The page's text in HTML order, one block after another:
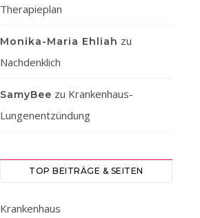
Therapieplan
Monika-Maria Ehliah zu
Nachdenklich
SamyBee zu Krankenhaus-
Lungenentzündung
TOP BEITRÄGE & SEITEN
Krankenhaus